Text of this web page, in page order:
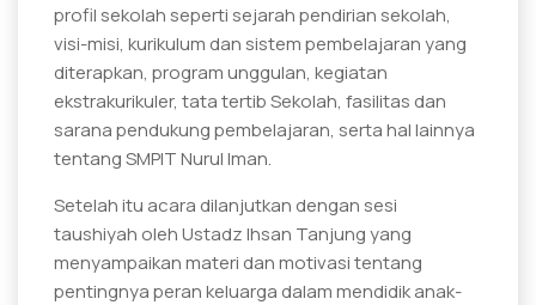
profil sekolah seperti sejarah pendirian sekolah,
visi-misi, kurikulum dan sistem pembelajaran yang
diterapkan, program unggulan, kegiatan
ekstrakurikuler, tata tertib Sekolah, fasilitas dan
sarana pendukung pembelajaran, serta hal lainnya
tentang SMPIT Nurul Iman.
Setelah itu acara dilanjutkan dengan sesi
taushiyah oleh Ustadz Ihsan Tanjung yang
menyampaikan materi dan motivasi tentang
pentingnya peran keluarga dalam mendidik anak-